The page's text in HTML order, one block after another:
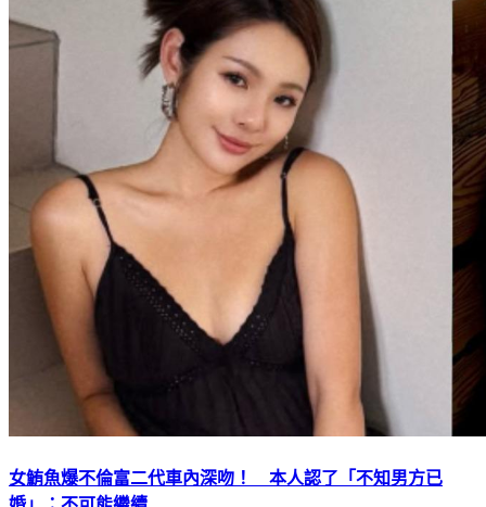
女鮪魚爆不倫富二代車內深吻！ 本人認了「不知男方已